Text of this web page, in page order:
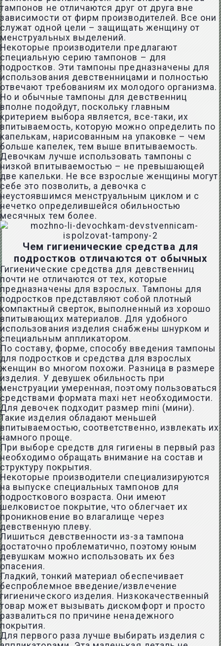
тампонов не отличаются друг от друга вне
зависимости от фирм производителей. Все они
служат одной цели – защищать женщину от
менструальных выделений.
Некоторые производители предлагают
специальную серию тампонов – для
подростков. Эти тампоны предназначены для
использования девственницами и полностью
отвечают требованиям их молодого организма.
Но и обычные тампоны для девственниц
вполне подойдут, поскольку главным
критерием выбора является, все-таки, их
впитываемость, которую можно определить по
капелькам, нарисованным на упаковке – чем
больше капелек, тем выше впитываемость.
Девочкам лучше использовать тампоны с
низкой впитываемостью – не превышающей
две капельки. Не все взрослые женщины могут
себе это позволить, а девочка с
неустоявшимся менструальным циклом и с
нечетко определившейся обильностью
месячных тем более.
Чем гигиенические средства для
подростков отличаются от обычных
Гигиенические средства для девственниц
почти не отличаются от тех, которые
предназначены для взрослых. Тампоны для
подростков представляют собой плотный
компактный сверток, выполненный из хорошо
впитывающих материалов. Для удобного
использования изделия снабжены шнурком и
специальным аппликатором.
По составу, форме, способу введения тампоны
для подростков и средства для взрослых
женщин во многом похожи. Разница в размере
изделия. У девушек обильность при
менструации умеренная, поэтому пользоваться
средствами формата maxi нет необходимости.
Для девочек подходит размер mini (мини).
Такие изделия обладают меньшей
впитываемостью, соответственно, извлекать их
намного проще.
При выборе средств для гигиены в первый раз
необходимо обращать внимание на состав и
структуру покрытия.
Некоторые производители специализируются
на выпуске специальных тампонов для
подросткового возраста. Они имеют
шелковистое покрытие, что облегчает их
проникновение во влагалище через
девственную плеву.
Лишиться девственности из-за тампона
достаточно проблематично, поэтому юным
девушкам можно использовать их без
опасения.
Гладкий, тонкий материал обеспечивает
беспроблемное введение/извлечение
гигиенического изделия. Низкокачественный
товар может вызывать дискомфорт и просто
развалиться по причине ненадежного
покрытия.
Для первого раза лучше выбирать изделия с